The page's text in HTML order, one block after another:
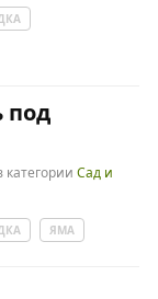
под
категории Сад и
ЯМА